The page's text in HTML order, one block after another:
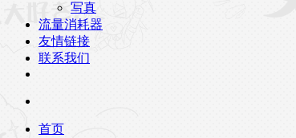
写真
流量消耗器
友情链接
联系我们
首页